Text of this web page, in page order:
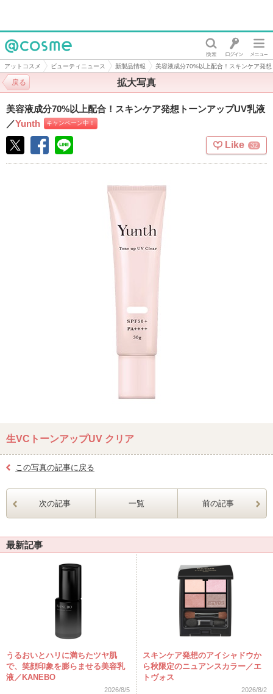
@cosme
アットコスメ ビューティニュース 新製品情報 美容液成分70%以上配合！スキンケア発
拡大写真
戻る
美容液成分70%以上配合！スキンケア発想トーンアップUV乳液
／Yunth キャンペーン中！
Like 32
生VCトーンアップUV クリア
この写真の記事に戻る
次の記事 一覧 前の記事
最新記事
うるおいとハリに満ちたツヤ肌
で、笑顔印象を膨らませる美容乳
液／KANEBO
2026/8/5
スキンケア発想のアイシャドウか
ら秋限定のニュアンスカラー／エ
トヴォス
2026/8/2